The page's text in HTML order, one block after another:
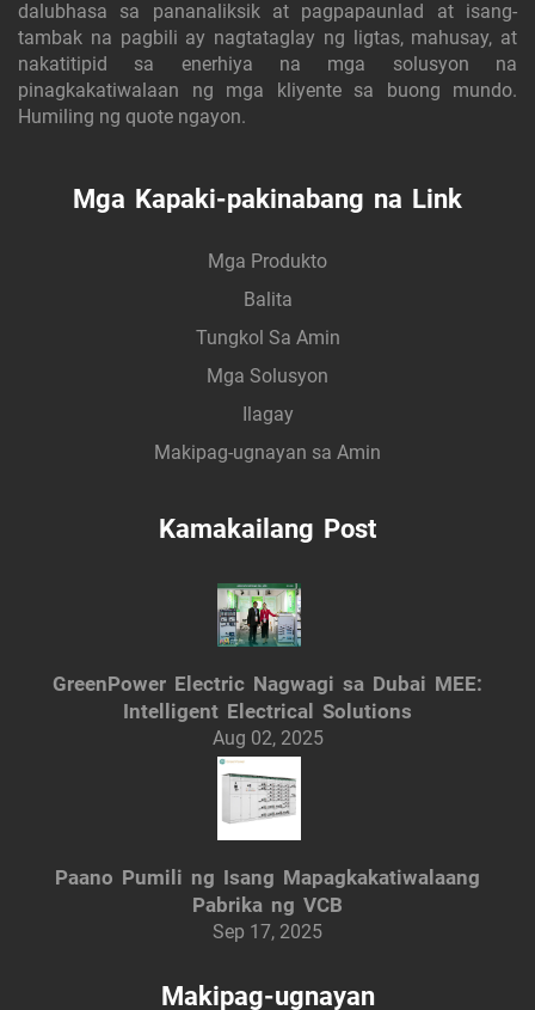
dalubhasa sa pananaliksik at pagpapaunlad at isang-
tambak na pagbili ay nagtataglay ng ligtas, mahusay, at
nakatitipid sa enerhiya na mga solusyon na
pinagkakatiwalaan ng mga kliyente sa buong mundo.
Humiling ng quote ngayon.
Mga Kapaki-pakinabang na Link
Mga Produkto
Balita
Tungkol Sa Amin
Mga Solusyon
Ilagay
Makipag-ugnayan sa Amin
Kamakailang Post
GreenPower Electric Nagwagi sa Dubai MEE:
Intelligent Electrical Solutions
Aug 02, 2025
Paano Pumili ng Isang Mapagkakatiwalaang
Pabrika ng VCB
Sep 17, 2025
Makipag-ugnayan